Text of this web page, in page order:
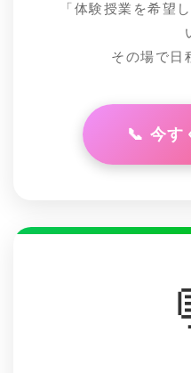
「体験授業を希望
その場で日
📞 今す